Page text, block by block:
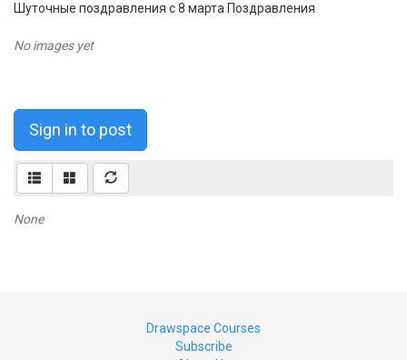
Шуточные поздравления с 8 марта Поздравления
No images yet
Sign in to post
None
Drawspace Courses
Subscribe